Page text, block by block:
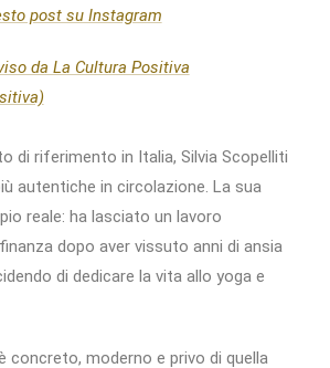
post su Instagram
da La Cultura Positiva
di riferimento in Italia, Silvia Scopelliti
autentiche in circolazione. La sua
reale: ha lasciato un lavoro
dopo aver vissuto anni di ansia
di dedicare la vita allo yoga e
concreto, moderno e privo di quella